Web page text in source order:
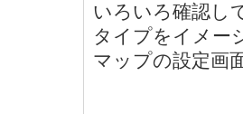
いろいろ確認し
タイプをイメー
マップの設定画